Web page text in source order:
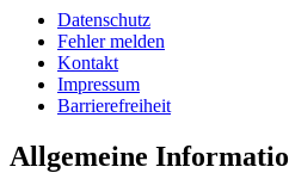
Datenschutz
Fehler melden
Kontakt
Impressum
Barrierefreiheit
Allgemeine